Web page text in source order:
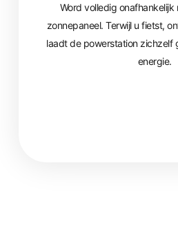
Word volledig
zonnepaneel. Terwijl u fietst,
laadt de powerstation zichzelf
energie.